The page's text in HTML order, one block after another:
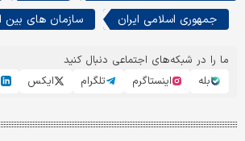
جمهوری اسلامی ایران
سازمان های بین
ما را در شبکه‌های اجتماعی دنبال کنید
بله
اینستاگرم تلگرام ایکس